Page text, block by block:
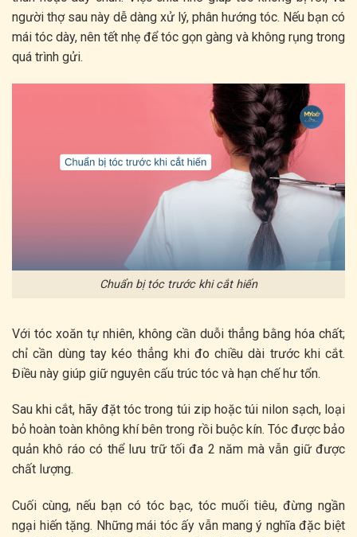
người thợ sau này dễ dàng xử lý, phân hướng tóc. Nếu bạn có
mái tóc dày, nên tết nhẹ để tóc gọn gàng và không rụng trong
quá trình gửi.
Chuẩn bị tóc trước khi cắt hiến
Với tóc xoăn tự nhiên, không cần duỗi thẳng bằng hóa chất;
chỉ cần dùng tay kéo thẳng khi đo chiều dài trước khi cắt.
Điều này giúp giữ nguyên cấu trúc tóc và hạn chế hư tổn.
Sau khi cắt, hãy đặt tóc trong túi zip hoặc túi nilon sạch, loại
bỏ hoàn toàn không khí bên trong rồi buộc kín. Tóc được bảo
quản khô ráo có thể lưu trữ tối đa 2 năm mà vẫn giữ được
chất lượng.
Cuối cùng, nếu bạn có tóc bạc, tóc muối tiêu, đừng ngần
ngại hiến tặng. Những mái tóc ấy vẫn mang ý nghĩa đặc biệt